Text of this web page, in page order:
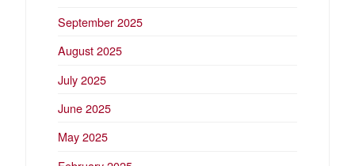
September 2025
August 2025
July 2025
June 2025
May 2025